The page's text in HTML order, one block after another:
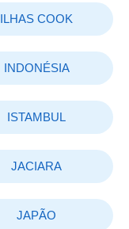
ILHAS COOK
INDONÉSIA
ISTAMBUL
JACIARA
JAPÃO